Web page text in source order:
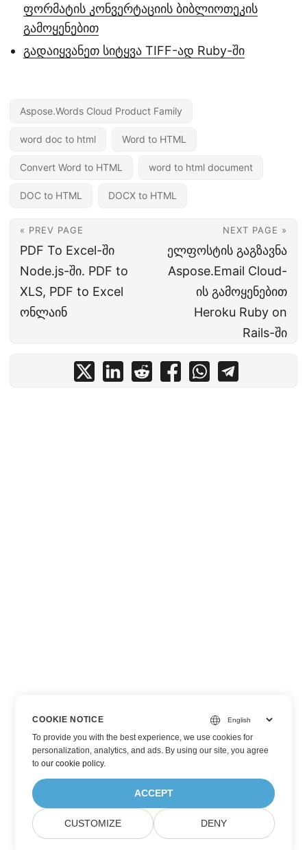
ფორმატის კონვერტაციის ბიბლიოთეკის
გამოყენებით
გადაიყვანეთ სიტყვა TIFF-ად Ruby-ში
Aspose.Words Cloud Product Family
word doc to html Word to HTML
Convert Word to HTML word to html document
DOC to HTML DOCX to HTML
« PREV PAGE
PDF To Excel-ში
Node.js-ში. PDF to
XLS, PDF to Excel
ონლაინ
NEXT PAGE »
ელფოსტის გაგზავნა
Aspose.Email Cloud-
ის გამოყენებით
Heroku Ruby on
Rails-ში
COOKIE NOTICE
To provide you with the best experience, we use cookies for
personalization, analytics, and ads. By using our site, you agree
toour cookie policy.
ACCEPT
CUSTOMIZE DENY